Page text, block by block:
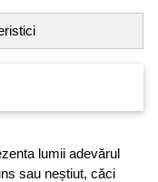
lumii adevărul
sau neștiut, căci